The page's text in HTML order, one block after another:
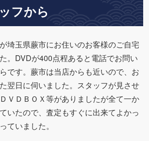
フから
埼玉県蕨市にお住いのお客様のご自宅
。DVDが400点程あると電話でお問い
です。蕨市は当店からも近いので、お
翌日に伺いました。スタッフが見させ
ＶＤＢＯＸ等がありましたが全て一か
いたので、査定もすぐに出来てよかっ
ていました。